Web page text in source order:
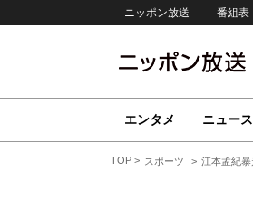
ニッポン放送 番組表
エンタメ ニュース
TOP スポーツ 江本孟紀暴